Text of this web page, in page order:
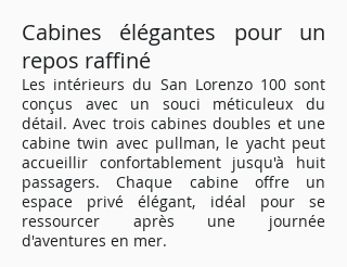
Cabines élégantes pour un
repos raffiné
Les intérieurs du San Lorenzo 100 sont
conçus avec un souci méticuleux du
détail. Avec trois cabines doubles et une
cabine twin avec pullman, le yacht peut
accueillir confortablement jusqu'à huit
passagers. Chaque cabine offre un
espace privé élégant, idéal pour se
ressourcer après une journée
d'aventures en mer.